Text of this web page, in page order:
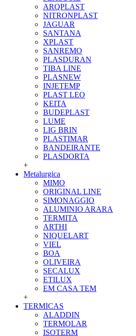
ARQPLAST
NITRONPLAST
JAGUAR
SANTANA
XPLAST
SANREMO
PLASDURAN
TIBA LINE
PLASNEW
INJETEMP
PLAST LEO
KEITA
BUDEPLAST
LUME
LIG BRIN
PLASTIMAR
BANDEIRANTE
PLASDORTA
+
Metalurgica
MIMO
ORIGINAL LINE
SIMONAGGIO
ALUMINIO ARARA
TERMITA
ARTHI
NIQUELART
VIEL
BOA
OLIVEIRA
SECALUX
ETILUX
EM CASA TEM
+
TERMICAS
ALADDIN
TERMOLAR
ISOTERM